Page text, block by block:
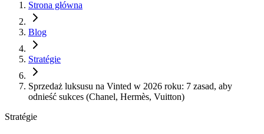
Strona główna
Blog
Stratégie
Sprzedaż luksusu na Vinted w 2026 roku: 7 zasad, aby
odnieść sukces (Chanel, Hermès, Vuitton)
Stratégie